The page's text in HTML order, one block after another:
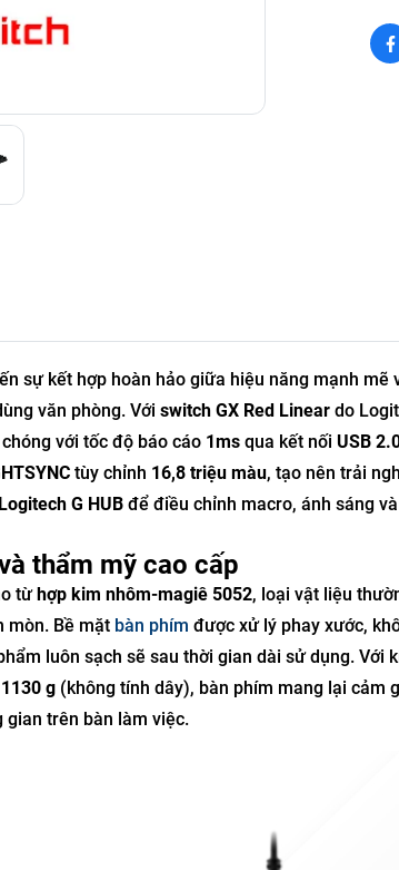
sự kết hợp hoàn hảo giữa hiệu năng mạnh mẽ
văn phòng. Với switch GX Red Linear do
với tốc độ báo cáo 1ms qua kết nối USB
tùy chỉnh 16,8 triệu màu, tạo nên trải
Logitech G HUB để điều chỉnh macro, ánh sáng
thẩm mỹ cao cấp
từhợp kim nhôm-magiê 5052, loại vật liệu
mòn. Bề mặt bàn phím được xử lý phay xước,
luôn sạch sẽ sau thời gian dài sử dụng. Với
1130 g (không tính dây), bàn phím mang lại cảm
gian trên bàn làm việc.